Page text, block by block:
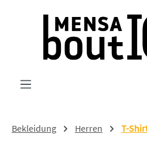
Zum Hauptinhalt springen
Bekleidung Herren T-